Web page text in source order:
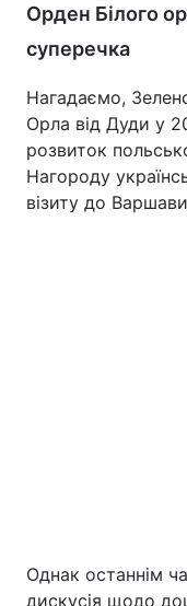
Орден Білого
суперечка
Нагадаємо,
Орла від Дуди у
розвиток
Нагороду
візиту до
Однак останнім
дискусія щодо